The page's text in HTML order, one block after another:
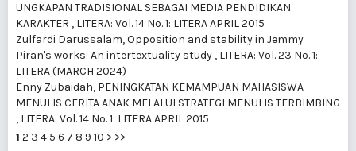
UNGKAPAN TRADISIONAL SEBAGAI MEDIA PENDIDIKAN
KARAKTER , LITERA: Vol. 14 No. 1: LITERA APRIL 2015
Zulfardi Darussalam,Opposition and stability in Jemmy
Piran's works: An intertextuality study , LITERA: Vol. 23 No. 1:
LITERA (MARCH 2024)
Enny Zubaidah, PENINGKATAN KEMAMPUAN MAHASISWA
MENULIS CERITA ANAK MELALUI STRATEGI MENULIS TERBIMBING
, LITERA: Vol. 14 No. 1: LITERA APRIL 2015
1 2 3 4 5 6 7 8 9 10 > >>